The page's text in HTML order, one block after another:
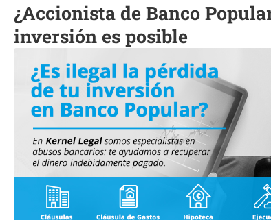
¿Accionista de Banco
inversión es posible